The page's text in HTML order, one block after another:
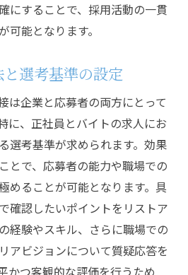
にすることで、採用活動の一貫
可能となります。
選考基準の設定
は企業と応募者の両方にとって
に、正社員とバイトの求人にお
選考基準が求められます。効果
とで、応募者の能力や職場での
めることが可能となります。具
確認したいポイントをリストア
経験やスキル、さらに職場での
アビジョンについて質疑応答を
かつ客観的な評価を行うため